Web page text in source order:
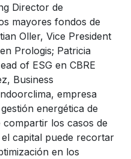
Director de
mayores fondos de
Oller, Vice President
Prologis; Patricia
of ESG en CBRE
Business
empresa
energética de
los casos de
capital puede recortar
en los